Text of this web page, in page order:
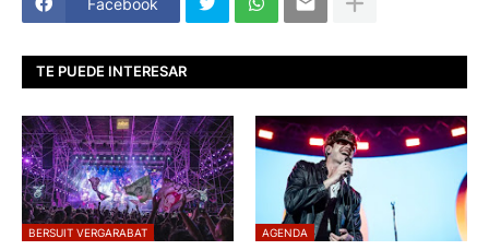
Facebook
TE PUEDE INTERESAR
BERSUIT VERGARABAT AGENDA